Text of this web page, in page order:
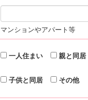
マンションやアパート等
一人住まい 親と同居
子供と同居 その他